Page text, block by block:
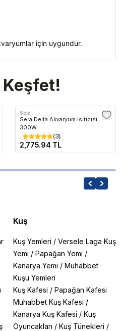
için uygundur.
Sera
Sera Delta Akvaryum Isıtıcısı
300W
(3)
2,775.94 TL
Kuş
Kuş Yemleri / Versele Laga Kuş
Yemi / Papağan Yemi /
Kanarya Yemi / Muhabbet
Kuşu Yemleri
Kuş Kafesi / Papağan Kafesi
Muhabbet Kuş Kafesi /
Kanarya Kuş Kafesi / Kuş
Oyuncakları / Kuş Tünekleri /